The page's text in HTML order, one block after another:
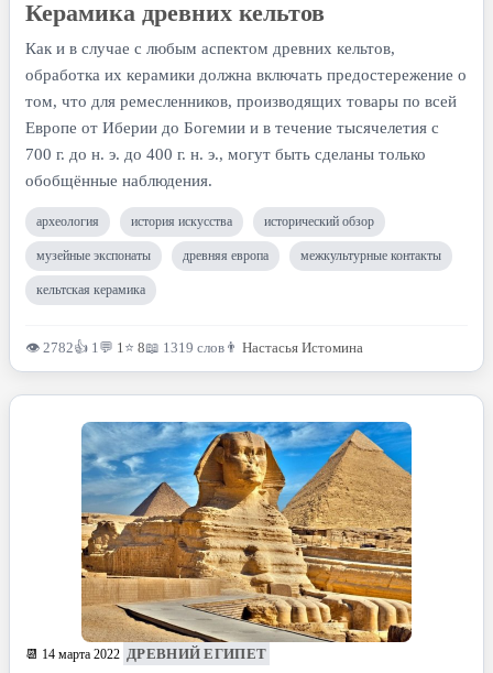
Керамика древних кельтов
Как и в случае с любым аспектом древних кельтов,
обработка их керамики должна включать предостережение о
том, что для ремесленников, производящих товары по всей
Европе от Иберии до Богемии и в течение тысячелетия с
700 г. до н. э. до 400 г. н. э., могут быть сделаны только
обобщённые наблюдения.
археология история искусства исторический обзор
музейные экспонаты древняя европа межкультурные контакты
кельтская керамика
👁 2782👍 1 💬 1 ⭐ 8📖 1319 слов 👨 Настасья Истомина
📆 14 марта 2022 ДРЕВНИЙ ЕГИПЕТ